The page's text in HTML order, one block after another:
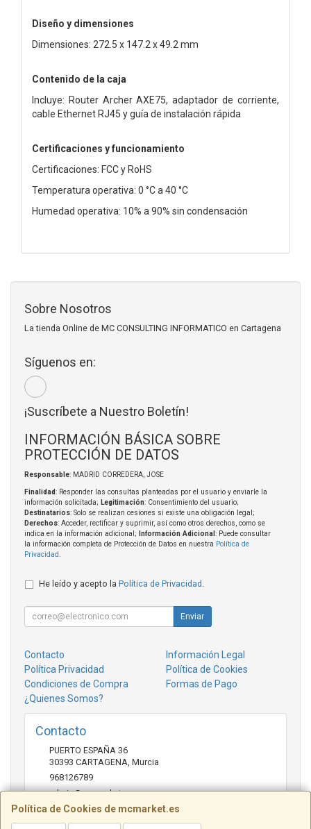
Diseño y dimensiones
Dimensiones: 272.5 x 147.2 x 49.2 mm
Contenido de la caja
Incluye: Router Archer AXE75, adaptador de corriente,
cable Ethernet RJ45 y guía de instalación rápida
Certificaciones y funcionamiento
Certificaciones: FCC y RoHS
Temperatura operativa: 0 °C a 40 °C
Humedad operativa: 10% a 90% sin condensación
Política de Cookies de mcmarket.es
Sobre Nosotros
La tienda Online de MC CONSULTING INFORMATICO en Cartagena
Síguenos en:
¡Suscríbete a Nuestro Boletín!
INFORMACIÓN BÁSICA SOBRE
PROTECCIÓN DE DATOS
Responsable: MADRID CORREDERA, JOSE
Finalidad: Responder las consultas planteadas por el usuario y enviarle la
información solicitada; Legitimación: Consentimiento del usuario;
Destinatarios: Solo se realizan cesiones si existe una obligación legal;
Derechos: Acceder, rectificar y suprimir, así como otros derechos, como se
indica en la información adicional;
Información Adicional : Puede consultar
la información completa de Protección de Datos en nuestra Política de
Privacidad
He leído y acepto la Política de Privacidad
Enviar
Contacto
Información Legal
Política Privacidad
Política de Cookies
Condiciones de Compra
Formas de Pago
¿Quienes Somos?
Contacto
PUERTO ESPAÑA 36
30393 CARTAGENA Murcia
968126789
admin@mcmarket.es